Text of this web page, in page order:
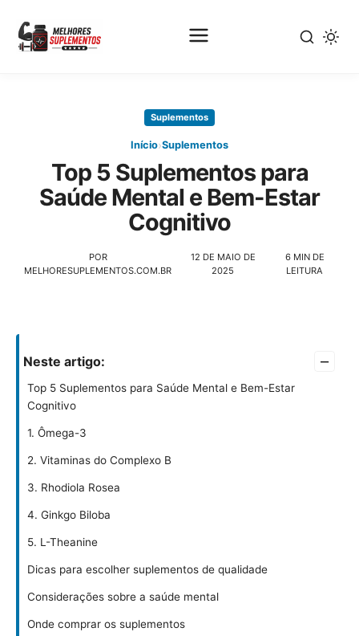
principal
Suplementos
Início›Suplementos
Top 5 Suplementos para
Saúde Mental e Bem-Estar
Cognitivo
POR
MELHORESUPLEMENTOS.COM.BR
12 DE MAIO DE
2025
6 MIN DE
LEITURA
Neste artigo: –
Top 5 Suplementos para Saúde Mental e Bem-Estar
Cognitivo
1. Ômega-3
2. Vitaminas do Complexo B
3. Rhodiola Rosea
4. Ginkgo Biloba
5. L-Theanine
Dicas para escolher suplementos de qualidade
Considerações sobre a saúde mental
Onde comprar os suplementos